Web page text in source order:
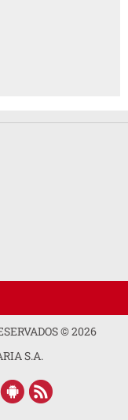
©2026
S.A.